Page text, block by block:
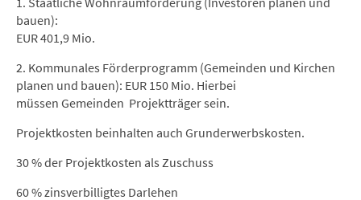
bauen):
EUR 401,9 Mio.
2. Kommunales Förderprogramm (Gemeinden und Kirchen
planen und bauen): EUR 150 Mio. Hierbei
müssen Gemeinden Projektträger sein.
Projektkosten beinhalten auch Grunderwerbskosten.
30 % der Projektkosten als Zuschuss
60 % zinsverbilligtes Darlehen